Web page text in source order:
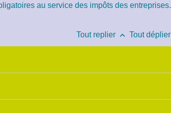
au service des impôts des entreprises.
Tout replier keyboard_arrow_up Tout déplier